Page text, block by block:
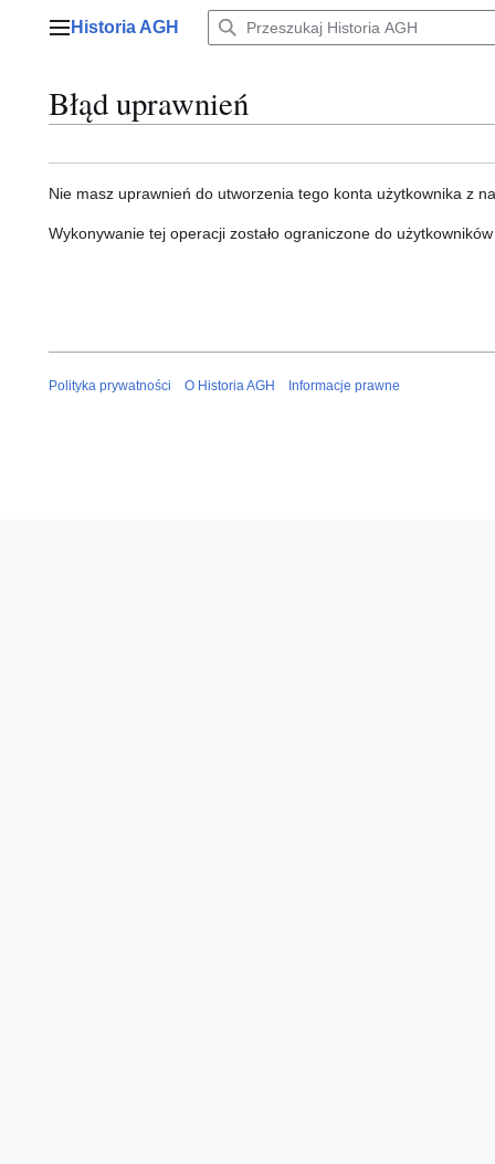
Menu główne
Historia AGH
Błąd uprawnień
Nie masz uprawnień do utworzenia tego konta użytkownika z
Wykonywanie tej operacji zostało ograniczone do
Polityka prywatności O Historia AGH Informacje prawne